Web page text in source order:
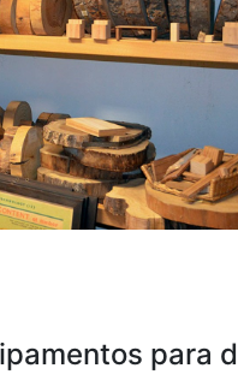
para